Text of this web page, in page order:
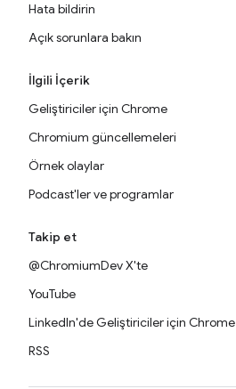
Hata bildirin
Açık sorunlara bakın
İlgili İçerik
Geliştiriciler için Chrome
Chromium güncellemeleri
Örnek olaylar
Podcast'ler ve programlar
Takip et
@ChromiumDev X'te
YouTube
LinkedIn'de Geliştiriciler için Chrome
RSS